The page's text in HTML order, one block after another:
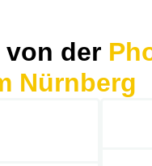
von der
Nürnberg